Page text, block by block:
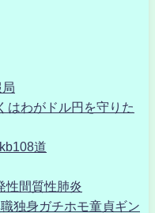
はわがドル円を守りた
道
間質性肺炎
独身ガチホモ童貞ギン